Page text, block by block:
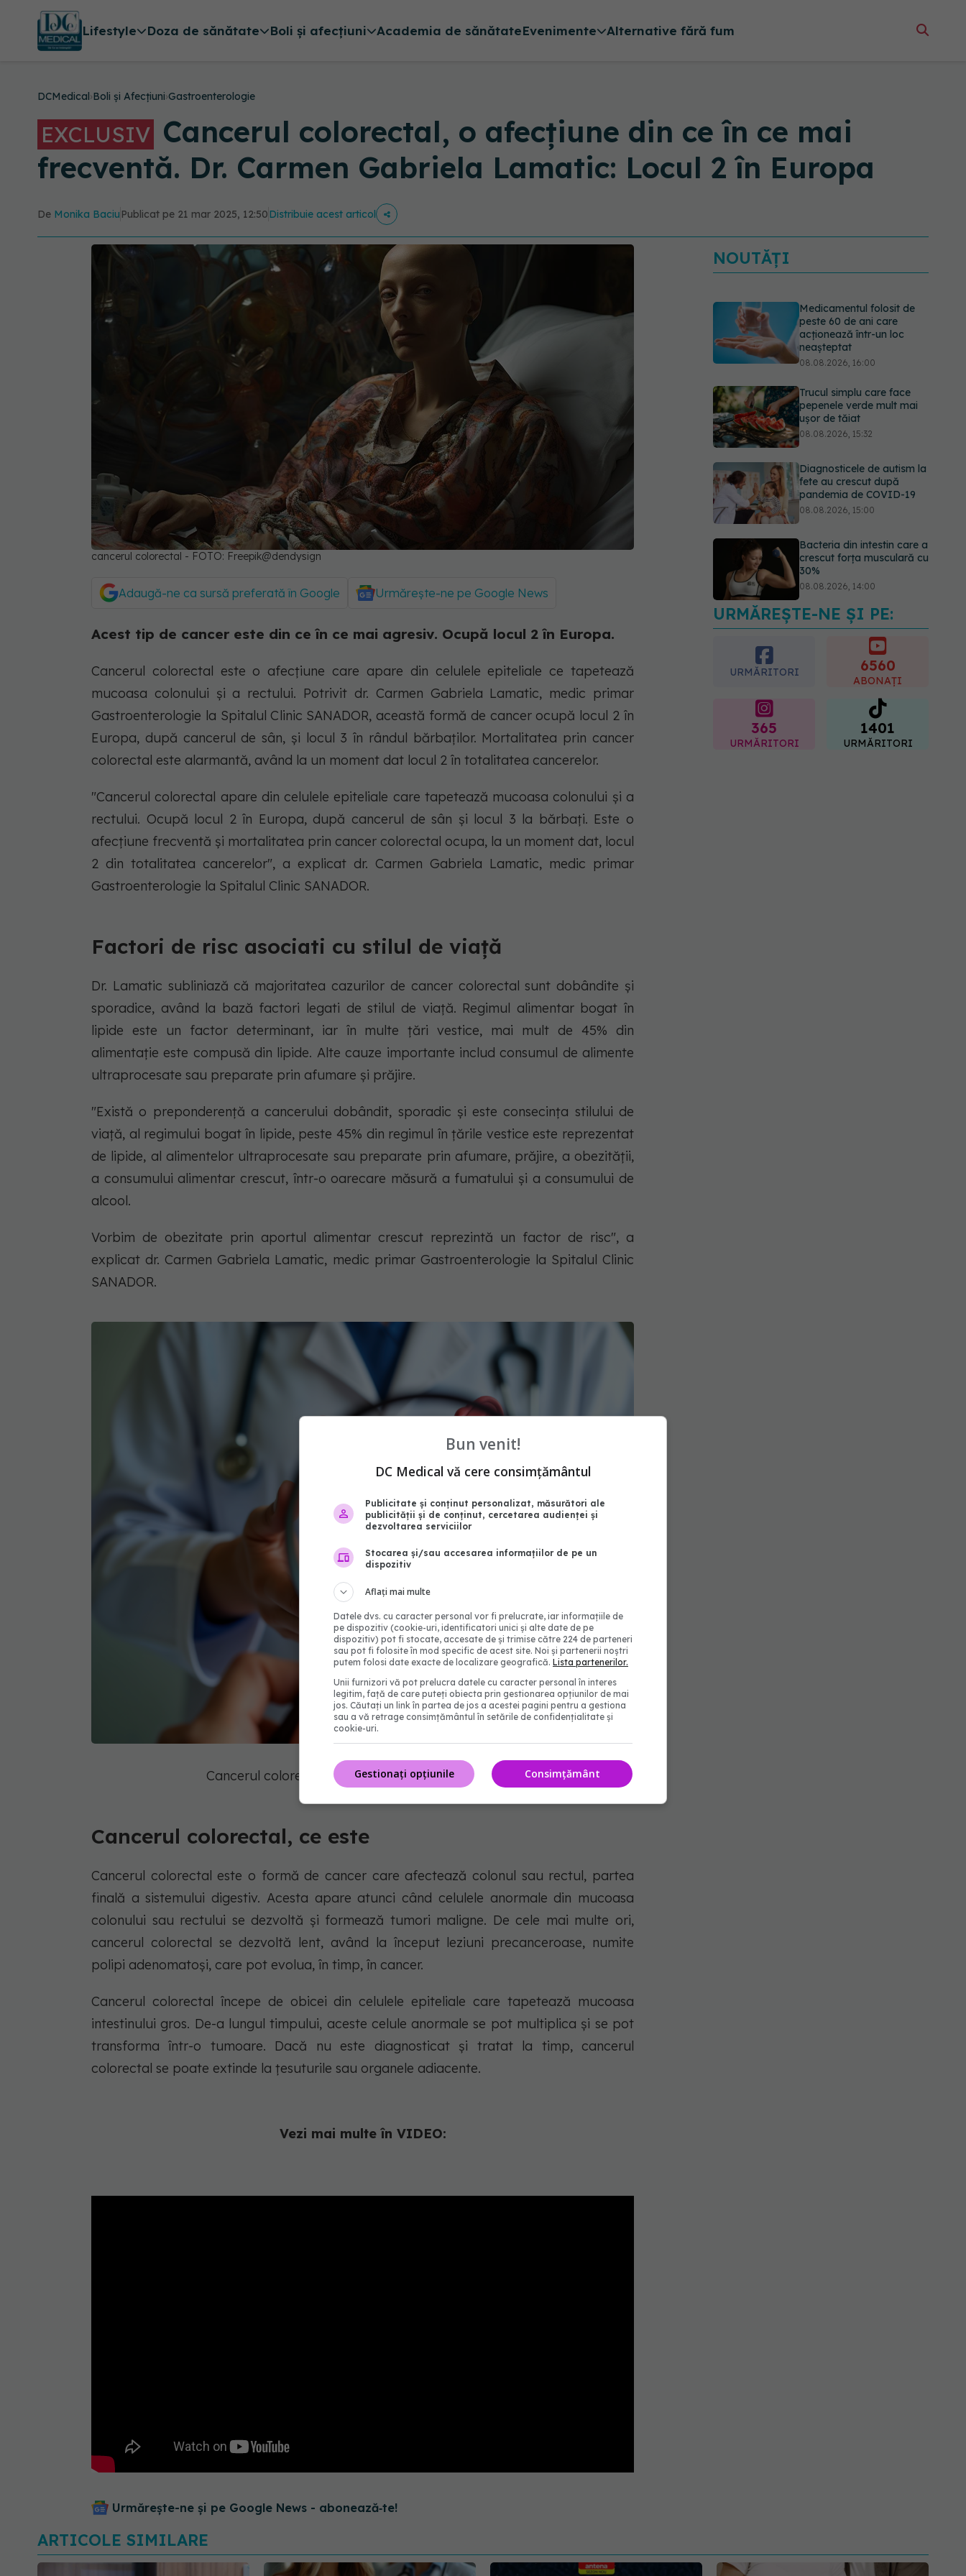
Lifestyle Doza de sănătate Boli și afecțiuni Academia de sănătateEvenimente Alternative fără fum
DCMedical›Boli și Afecțiuni›Gastroenterologie
EXCLUSIV Cancerul colorectal, o afecțiune din ce în ce mai
frecventă. Dr. Carmen Gabriela Lamatic: Locul 2 în Europa
De Monika Baciu Publicat pe 21 mar 2025, 12:50Distribuie acest articol
cancerul colorectal - FOTO: Freepik@dendysign
Adaugă-ne ca sursă preferată în Google Urmărește-ne pe Google News
Acest tip de cancer este din ce în ce mai agresiv. Ocupă locul 2 în Europa.
Cancerul colorectal este o afecțiune care apare din celulele epiteliale ce tapetează
mucoasa colonului și a rectului. Potrivit dr. Carmen Gabriela Lamatic, medic primar
Gastroenterologie la Spitalul Clinic SANADOR, această formă de cancer ocupă locul 2 în
Europa, după cancerul de sân, și locul 3 în rândul bărbaților. Mortalitatea prin cancer
colorectal este alarmantă, având la un moment dat locul 2 în totalitatea cancerelor.
"Cancerul colorectal apare din celulele epiteliale care tapetează mucoasa colonului și a
rectului. Ocupă locul 2 în Europa, după cancerul de sân și locul 3 la bărbați. Este o
afecțiune frecventă și mortalitatea prin cancer colorectal ocupa, la un moment dat, locul
2 din totalitatea cancerelor", a explicat dr. Carmen Gabriela Lamatic, medic primar
Gastroenterologie la Spitalul Clinic SANADOR.
Factori de risc asociati cu stilul de viață
Dr. Lamatic subliniază că majoritatea cazurilor de cancer colorectal sunt dobândite și
sporadice, având la bază factori legati de stilul de viață. Regimul alimentar bogat în
lipide este un factor determinant, iar în multe țări vestice, mai mult de 45% din
alimentație este compusă din lipide. Alte cauze importante includ consumul de alimente
ultraprocesate sau preparate prin afumare și prăjire.
"Există o preponderență a cancerului dobândit, sporadic și este consecința stilului de
viață, al regimului bogat în lipide, peste 45% din regimul în țările vestice este reprezentat
de lipide, al alimentelor ultraprocesate sau preparate prin afumare, prăjire, a obezității,
a consumului alimentar crescut, într-o oarecare măsură a fumatului și a consumului de
alcool.
Vorbim de obezitate prin aportul alimentar crescut reprezintă un factor de risc", a
explicat dr. Carmen Gabriela Lamatic, medic primar Gastroenterologie la Spitalul Clinic
SANADOR.
Cancerul colorectal - FOTO: Freepik@viktoryvisuals
Cancerul colorectal, ce este
Cancerul colorectal este o formă de cancer care afectează colonul sau rectul, partea
finală a sistemului digestiv. Acesta apare atunci când celulele anormale din mucoasa
colonului sau rectului se dezvoltă și formează tumori maligne. De cele mai multe ori,
cancerul colorectal se dezvoltă lent, având la început leziuni precanceroase, numite
polipi adenomatoși, care pot evolua, în timp, în cancer.
Cancerul colorectal începe de obicei din celulele epiteliale care tapetează mucoasa
intestinului gros. De-a lungul timpului, aceste celule anormale se pot multiplica și se pot
transforma într-o tumoare. Dacă nu este diagnosticat și tratat la timp, cancerul
colorectal se poate extinde la țesuturile sau organele adiacente.
Vezi mai multe în VIDEO:
Urmărește-ne și pe Google News - abonează‑te!
NOUTĂȚI
Medicamentul folosit de
Trucul simplu care face
pepenele verde mult mai
ușor de tăiat
08.08.2026, 15:32
Diagnosticele de autism la
fete au crescut după
pandemia de COVID-19
08.08.2026, 15:00
Bacteria din intestin care a
crescut forța musculară cu
30%
08.08.2026, 14:00
Trucul genial cu ceai negru
pentru păr. Tot mai multe
femei îl adoră
08.08.2026, 17:00
URMĂREȘTE-NE ȘI PE:
URMĂRITORI 6560
ABONAȚI
365
URMĂRITORI
1401
URMĂRITORI
ARTICOLE SIMILARE
Bun venit!
DC Medical vă cere consimțământul
Publicitate și conținut personalizat, măsurători ale
publicității și de conținut, cercetarea audienței și
dezvoltarea serviciilor
Stocarea și/sau accesarea informațiilor de pe un
dispozitiv
Aflați mai multe
Datele dvs. cu caracter personal vor fi prelucrate, iar informațiile de
pe dispozitiv (cookie-uri, identificatori unici și alte date de pe
dispozitiv) pot fi stocate, accesate de și trimise către 224 de parteneri
sau pot fi folosite în mod specific de acest site. Noi și partenerii noștri
putem folosi date exacte de localizare geografică. Lista partenerilor.
Unii furnizori vă pot prelucra datele cu caracter personal în interes
legitim, față de care puteți obiecta prin gestionarea opțiunilor de mai
jos. Căutați un link în partea de jos a acestei pagini pentru a gestiona
sau a vă retrage consimțământul în setările de confidențialitate și
cookie-uri.
Consimțământ
Gestionați opțiunile